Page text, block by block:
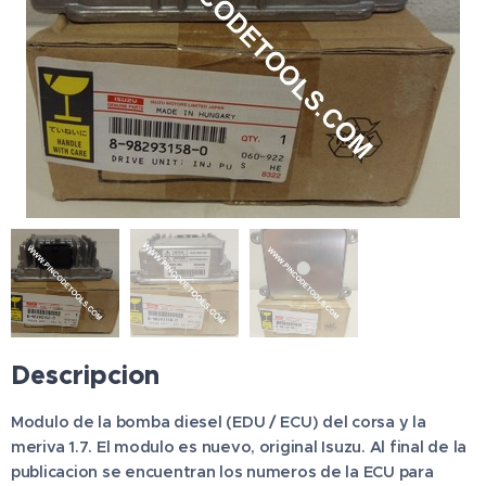
Descripcion
Modulo de la bomba diesel (EDU / ECU) del corsa y la
meriva 1.7. El modulo es nuevo, original Isuzu. Al final de la
publicacion se encuentran los numeros de la ECU para